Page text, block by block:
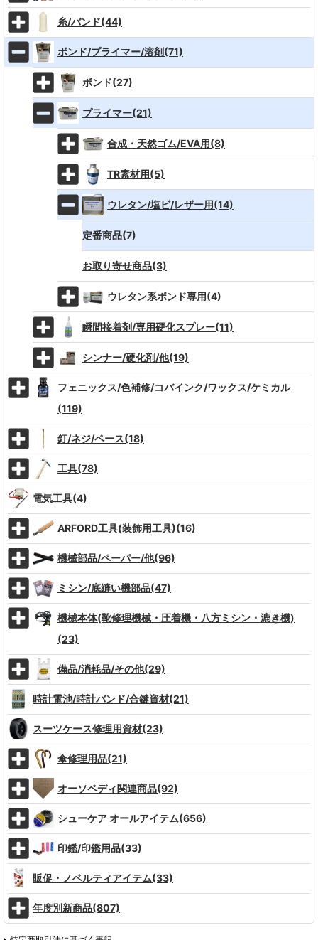
糸/バンド(44)
ボンド/プライマー/溶剤(71)
ボンド(27)
プライマー(21)
合成・天然ゴム/EVA用(8)
TR素材用(5)
ウレタン/塩ビ/レザー用(14)
定番商品(7)
お取り寄せ商品(3)
ウレタン系ボンド専用(4)
瞬間接着剤/専用硬化スプレー(11)
シンナー/硬化剤/他(19)
フェニックス/色補修/コバインク/ワックス/ケミカル
(119)
釘/ネジ/ペース(18)
工具(78)
電気工具(4)
ARFORD工具(装飾用工具)(16)
機械部品/ペーパー/他(96)
ミシン/底縫い機部品(47)
機械本体(靴修理機械・圧着機・八方ミシン・漉き機)
(23)
備品/消耗品/その他(29)
時計電池/時計バンド/合鍵資材(21)
スーツケース修理用資材(23)
傘修理用品(21)
オーソペディ関連商品(92)
シューケア オールアイテム(656)
印鑑/印鑑用品(33)
販促・ノベルティアイテム(33)
年度別新商品(807)